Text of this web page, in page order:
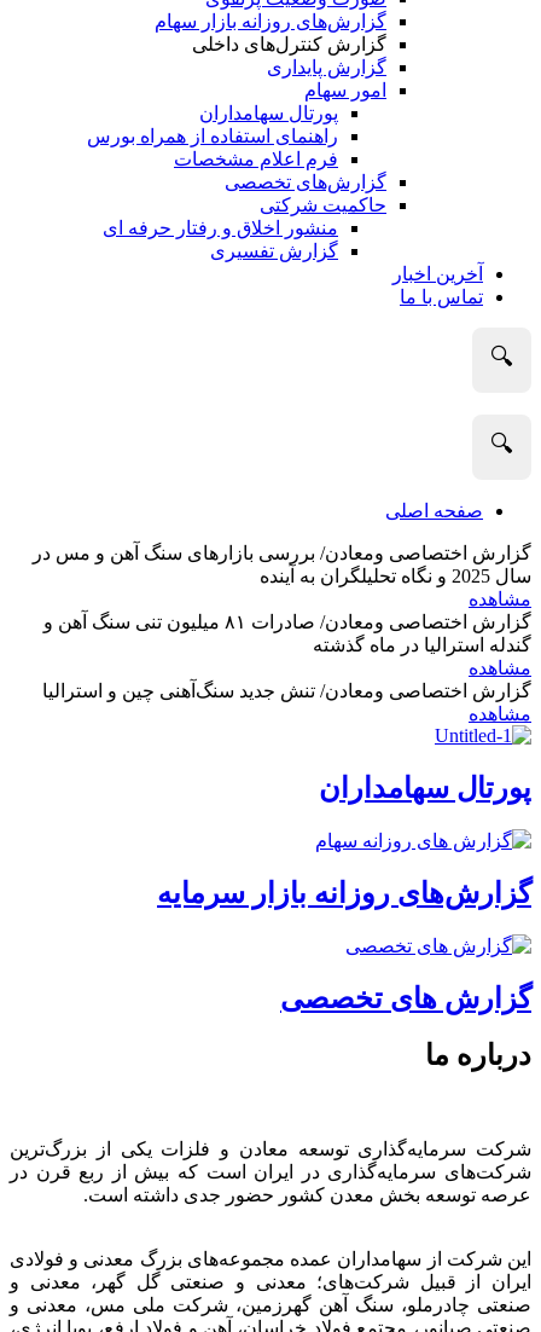
گزارش‌های روزانه بازار سهام
گزارش کنترل‌های داخلی
گزارش پایداری
امور سهام
پورتال سهامداران
راهنمای استفاده از همراه بورس
فرم اعلام مشخصات
گزارش‌های تخصصی
حاکمیت شرکتی
منشور اخلاق و رفتار حرفه­ ای
گزارش تفسیری
آخرین اخبار
تماس با ما
🔍
🔍
صفحه اصلی
گزارش اختصاصی ومعادن/ بررسی بازارهای سنگ آهن و مس در
سال 2025 و نگاه تحلیلگران به آینده
مشاهده
گزارش اختصاصی ومعادن/ صادرات ۸۱ میلیون تنی سنگ آهن و
گندله استرالیا در ماه گذشته
مشاهده
گزارش اختصاصی ومعادن/ تنش جدید سنگ‌آهنی چین و استرالیا
مشاهده
پورتال سهامداران
گزارش‌های روزانه بازار سرمایه
گزارش های تخصصی
درباره ما
شرکت سرمایه‌گذاری توسعه معادن و فلزات یکی از بزرگ‌ترین
شرکت‌های سرمایه‌گذاری در ایران است که بیش از ربع قرن در
عرصه توسعه بخش معدن کشور حضور جدی داشته است.
این شرکت از سهامداران عمده مجموعه‌های بزرگ معدنی و فولادی
ایران از قبیل شرکت‌های؛ معدنی و صنعتی گل گهر، معدنی و
صنعتی چادرملو، سنگ آهن گهرزمین، شرکت ملی مس، معدنی و